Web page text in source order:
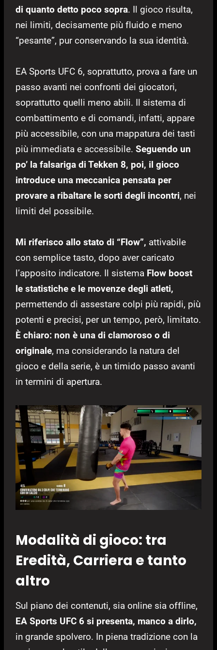
di quanto detto poco sopra. Il gioco risulta,
nei limiti, decisamente più fluido e meno
“pesante”, pur conservando la sua identità.
EA Sports UFC 6, soprattutto, prova a fare un
passo avanti nei confronti dei giocatori,
soprattutto quelli meno abili. Il sistema di
combattimento e di comandi, infatti, appare
più accessibile, con una mappatura dei tasti
più immediata e accessibile. Seguendo un
po’ la falsariga di Tekken 8, poi, il gioco
introduce una meccanica pensata per
provare a ribaltare le sorti degli incontri, nei
limiti del possibile.
Mi riferisco allo stato di “Flow”, attivabile
con semplice tasto, dopo aver caricato
l’apposito indicatore. Il sistema Flow boost
le statistiche e le movenze degli atleti,
permettendo di assestare colpi più rapidi, più
potenti e precisi, per un tempo, però, limitato.
È chiaro: non è una di clamoroso o di
originale, ma considerando la natura del
gioco e della serie, è un timido passo avanti
in termini di apertura.
Modalità di gioco: tra
Eredità, Carriera e tanto
altro
Sul piano dei contenuti, sia online sia offline,
EA Sports UFC 6 si presenta, manco a dirlo,
in grande spolvero. In piena tradizione con la